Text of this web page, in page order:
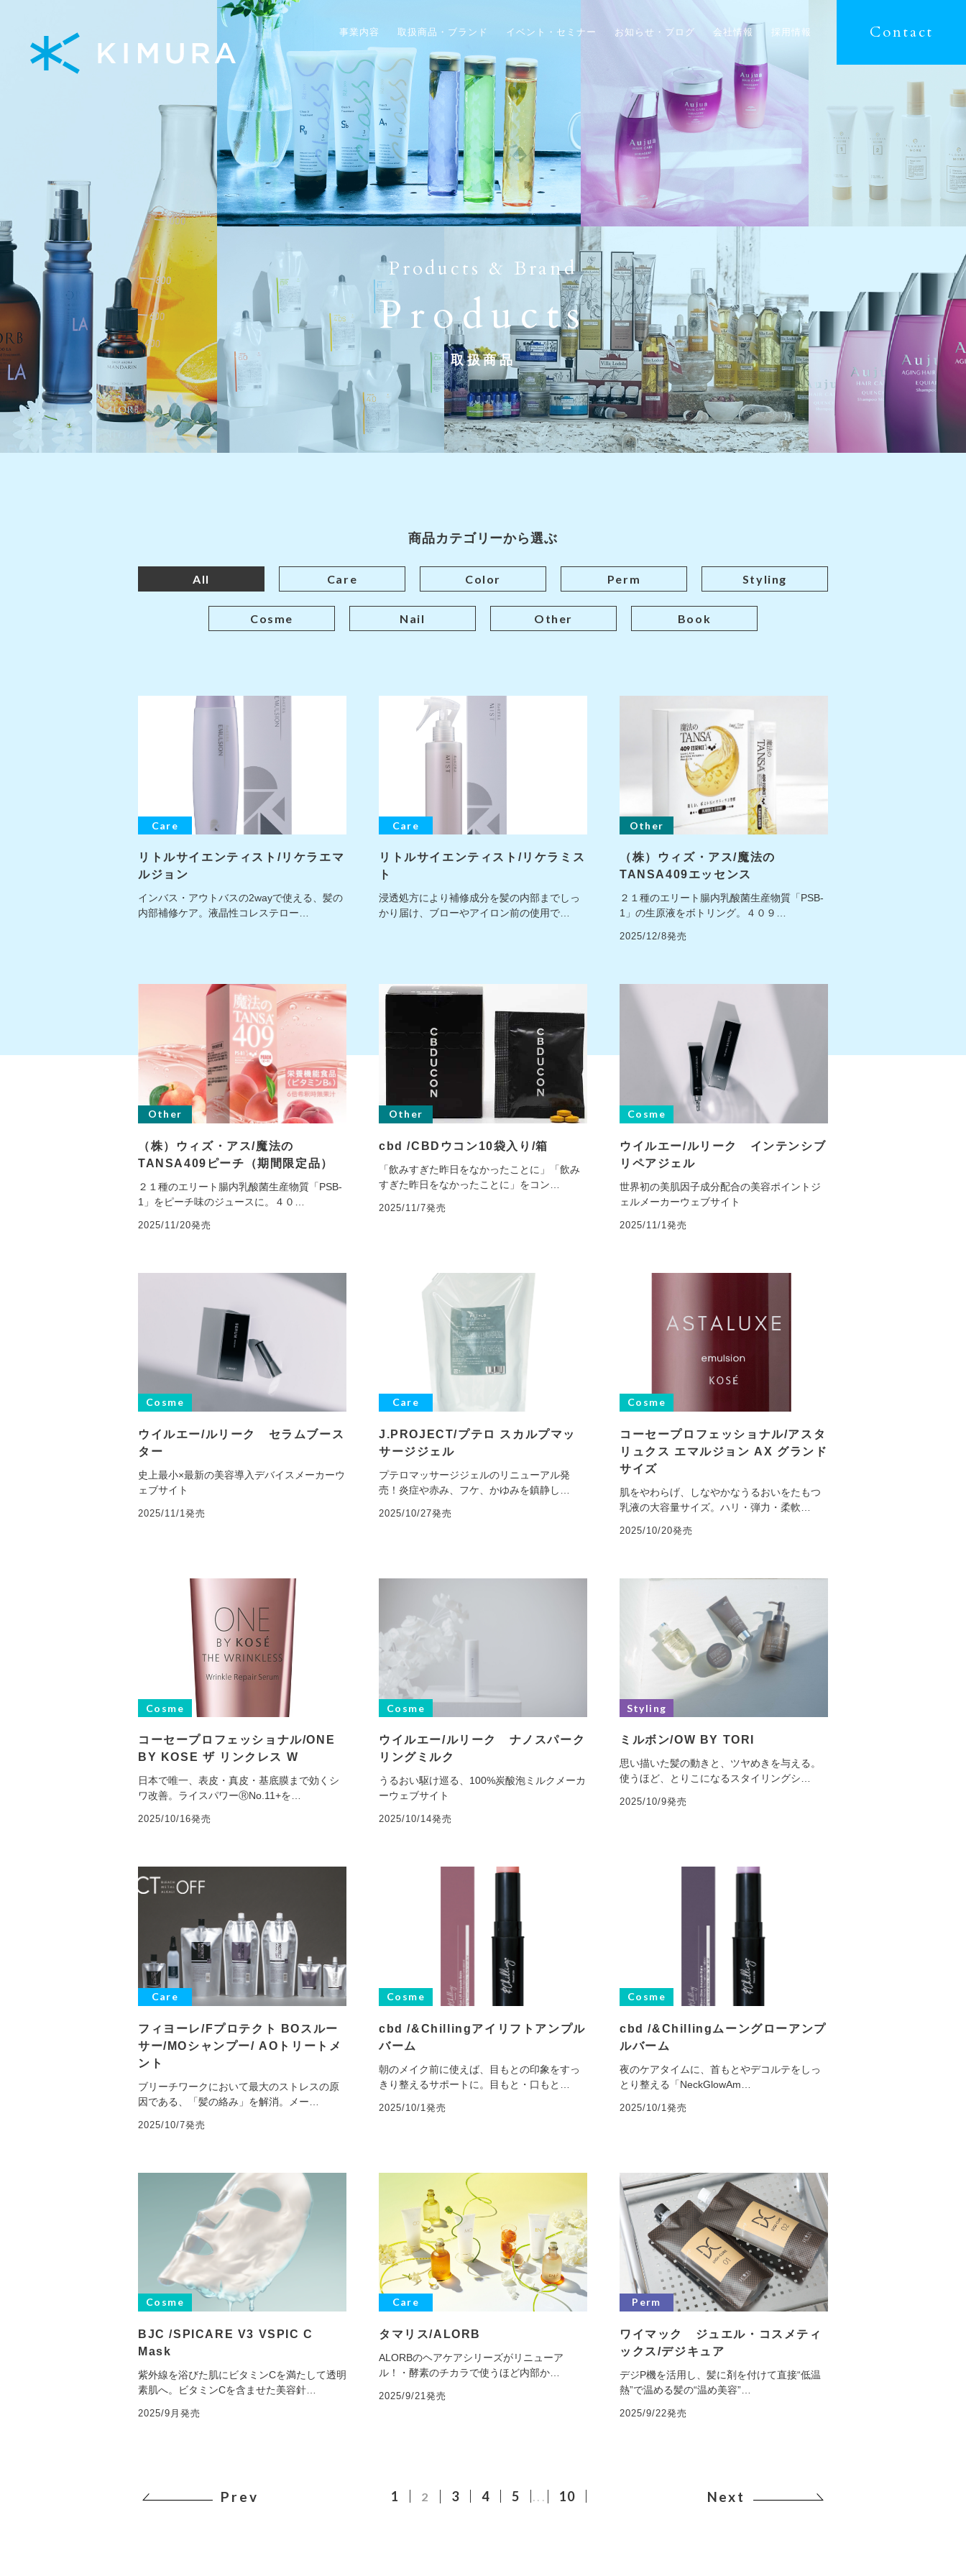
事業内容 取扱商品・ブランド イベント・セミナー お知らせ・ブログ 会社情報 採用情報 Contact
Products & Brand
Products
取扱商品
商品カテゴリーから選ぶ
All Care Color Perm Styling
Cosme Nail Other Book
Care
リトルサイエンティスト/リケラエマ
ルジョン
インバス・アウトバスの2wayで使える、髪の
内部補修ケア。液晶性コレステロー…
Care
リトルサイエンティスト/リケラミス
ト
浸透処方により補修成分を髪の内部までしっ
かり届け、ブローやアイロン前の使用で…
Other
（株）ウィズ・アス/魔法の
TANSA409エッセンス
２１種のエリート腸内乳酸菌生産物質「PSB-
1」の生原液をボトリング。４０９…
2025/12/8発売
Other
（株）ウィズ・アス/魔法の
TANSA409ピーチ（期間限定品）
２１種のエリート腸内乳酸菌生産物質「PSB-
1」をピーチ味のジュースに。４０…
2025/11/20発売
Other
cbd /CBDウコン10袋入り/箱
「飲みすぎた昨日をなかったことに」「飲み
すぎた昨日をなかったことに」をコン…
2025/11/7発売
Cosme
ウイルエー/ルリーク インテンシブ
リペアジェル
世界初の美肌因子成分配合の美容ポイントジ
ェルメーカーウェブサイト
2025/11/1発売
Cosme
ウイルエー/ルリーク セラムブース
ター
史上最小×最新の美容導入デバイスメーカーウ
ェブサイト
2025/11/1発売
Care
J.PROJECT/プテロ スカルプマッ
サージジェル
プテロマッサージジェルのリニューアル発
売！炎症や赤み、フケ、かゆみを鎮静し…
2025/10/27発売
Cosme
コーセープロフェッショナル/アスタ
リュクス エマルジョン AX グランド
サイズ
肌をやわらげ、しなやかなうるおいをたもつ
乳液の大容量サイズ。ハリ・弾力・柔軟…
2025/10/20発売
Cosme
コーセープロフェッショナル/ONE
BY KOSE ザ リンクレス W
日本で唯一、表皮・真皮・基底膜まで効くシ
ワ改善。ライスパワーⓇNo.11+を…
2025/10/16発売
Cosme
ウイルエー/ルリーク ナノスパーク
リングミルク
うるおい駆け巡る、100%炭酸泡ミルクメーカ
ーウェブサイト
2025/10/14発売
Styling
ミルボン/OW BY TORI
思い描いた髪の動きと、ツヤめきを与える。
使うほど、とりこになるスタイリングシ…
2025/10/9発売
Care
フィヨーレ/Fプロテクト BOスルー
サー/MOシャンプー/ AOトリートメ
ント
ブリーチワークにおいて最大のストレスの原
因である、「髪の絡み」を解消。メー…
2025/10/7発売
Cosme
cbd /&Chillingアイリフトアンプル
バーム
朝のメイク前に使えば、目もとの印象をすっ
きり整えるサポートに。目もと・口もと…
2025/10/1発売
Cosme
cbd /&Chillingムーングローアンプ
ルバーム
夜のケアタイムに、首もとやデコルテをしっ
とり整える「NeckGlowAm…
2025/10/1発売
Cosme
BJC /SPICARE V3 VSPIC C
Mask
紫外線を浴びた肌にビタミンCを満たして透明
素肌へ。ビタミンCを含ませた美容針…
2025/9月発売
Care
タマリス/ALORB
ALORBのヘアケアシリーズがリニューア
ル！・酵素のチカラで使うほど内部か…
2025/9/21発売
Perm
ワイマック ジュエル・コスメティ
ックス/デジキュア
デジP機を活用し、髪に剤を付けて直接“低温
熱”で温める髪の“温め美容”…
2025/9/22発売
Prev 1 2 3 4 5 ... 10 Next